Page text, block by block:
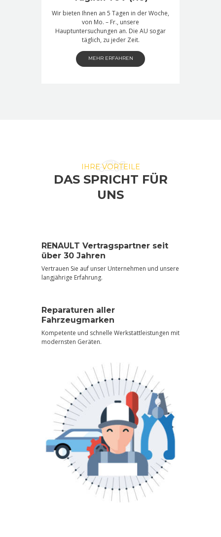
Wir bieten Ihnen an 5 Tagen in der Woche,
von Mo. – Fr., unsere
Hauptuntersuchungen an. Die AU sogar
täglich, zu jeder Zeit.
MEHR ERFAHREN
IHRE VORTEILE
DAS SPRICHT FÜR
UNS
RENAULT Vertragspartner seit
über 30 Jahren
Vertrauen Sie auf unser Unternehmen und unsere
langjährige Erfahrung.
Reparaturen aller
Fahrzeugmarken
Kompetente und schnelle Werkstattleistungen mit
modernsten Geräten.